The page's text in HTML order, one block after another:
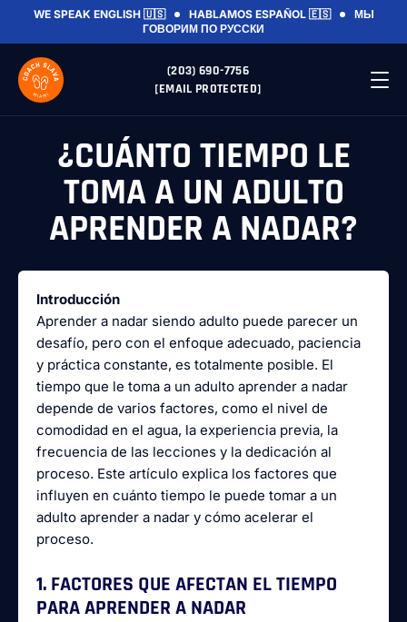
WE SPEAK ENGLISH 🇺🇸 HABLAMOS ESPAÑOL 🇪🇸
МЫ
ГОВОРИМ ПО РУССКИ
(203) 690-7756
[EMAIL PROTECTED]
¿CUÁNTO TIEMPO LE
TOMA A UN ADULTO
APRENDER A NADAR?
Introducción
Aprender a nadar siendo adulto puede parecer un
desafío, pero con el enfoque adecuado, paciencia
y práctica constante, es totalmente posible. El
tiempo que le toma a un adulto aprender a nadar
depende de varios factores, como el nivel de
comodidad en el agua, la experiencia previa, la
frecuencia de las lecciones y la dedicación al
proceso. Este artículo explica los factores que
influyen en cuánto tiempo le puede tomar a un
adulto aprender a nadar y cómo acelerar el
proceso.
1. FACTORES QUE AFECTAN EL TIEMPO
PARA APRENDER A NADAR